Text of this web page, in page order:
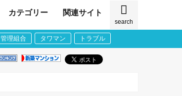
search
カテゴリー 関連サイト
管理組合 タワマン トラブル